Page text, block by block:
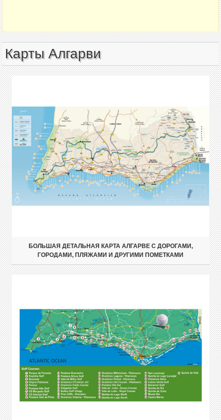
Карты Алгарви
БОЛЬШАЯ ДЕТАЛЬНАЯ КАРТА АЛГАРВЕ С ДОРОГАМИ,
ГОРОДАМИ, ПЛЯЖАМИ И ДРУГИМИ ПОМЕТКАМИ